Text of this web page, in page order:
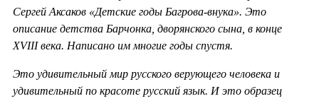
Сергей Аксаков «Детские годы Багрова-внука». Это
описание детства Барчонка, дворянского сына, в конце
XVIII века. Написано им многие годы спустя.
Это удивительный мир русского верующего человека и
удивительный по красоте русский язык. И это образец